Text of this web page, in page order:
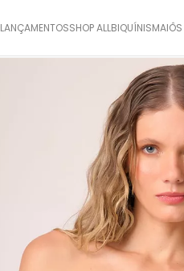
LANÇAMENTOSSHOP ALLBIQUÍNIS